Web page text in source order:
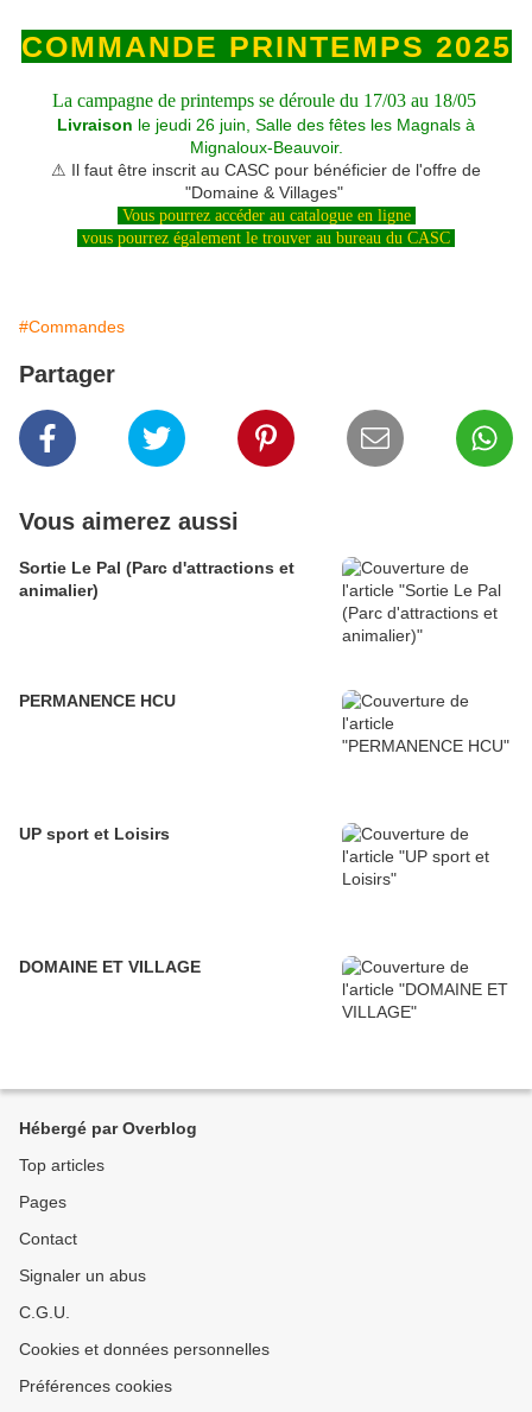
COMMANDE PRINTEMPS 2025
La campagne de printemps se déroule du 17/03 au 18/05
Livraison le jeudi 26 juin, Salle des fêtes les Magnals à
Mignaloux-Beauvoir.
⚠ Il faut être inscrit au CASC pour bénéficier de l'offre de
"Domaine & Villages"
Vous pourrez accéder au catalogue en ligne
vous pourrez également le trouver au bureau du CASC
#Commandes
Partager
Vous aimerez aussi
Sortie Le Pal (Parc d'attractions et
animalier)
PERMANENCE HCU
UP sport et Loisirs
DOMAINE ET VILLAGE
Hébergé par Overblog
Top articles
Pages
Contact
Signaler un abus
C.G.U.
Cookies et données personnelles
Préférences cookies